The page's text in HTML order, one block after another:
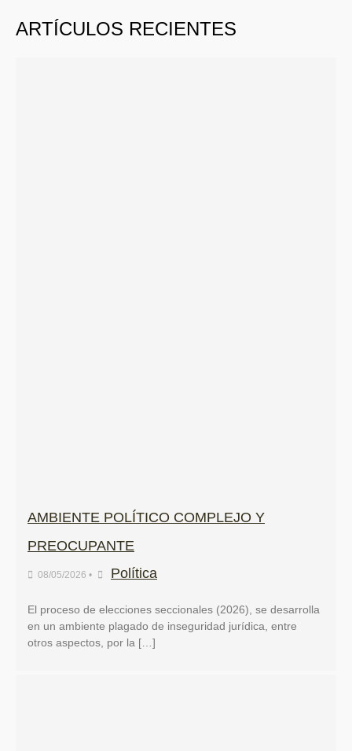
ARTÍCULOS RECIENTES
AMBIENTE POLÍTICO COMPLEJO Y
PREOCUPANTE
08/05/2026 • Política
El proceso de elecciones seccionales (2026), se desarrolla
en un ambiente plagado de inseguridad jurídica, entre
otros aspectos, por la […]